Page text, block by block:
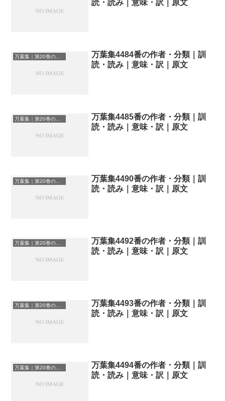
読・読み｜意味・訳｜原文
万葉集｜第20巻の和歌一覧
万葉集4484番の作者・分類｜訓
読・読み｜意味・訳｜原文
万葉集｜第20巻の和歌一覧
万葉集4485番の作者・分類｜訓
読・読み｜意味・訳｜原文
万葉集｜第20巻の和歌一覧
万葉集4490番の作者・分類｜訓
読・読み｜意味・訳｜原文
万葉集｜第20巻の和歌一覧
万葉集4492番の作者・分類｜訓
読・読み｜意味・訳｜原文
万葉集｜第20巻の和歌一覧
万葉集4493番の作者・分類｜訓
読・読み｜意味・訳｜原文
万葉集｜第20巻の和歌一覧
万葉集4494番の作者・分類｜訓
読・読み｜意味・訳｜原文